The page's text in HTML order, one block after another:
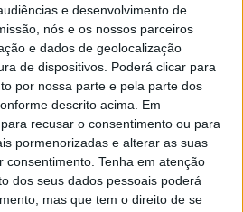
e desenvolvimento de
nós e os nossos parceiros
e dados de geolocalização
de dispositivos. Poderá clicar para
por nossa parte e pela parte dos
descrito acima. Em
recusar o consentimento ou para
pormenorizadas e alterar as suas
consentimento. Tenha em atenção
dos seus dados pessoais poderá
mas que tem o direito de se
vão permitir o regresso de
por lá já existiram, sem estar
de alguma que não seja
para espaço de restauração.
02 de Maio foi um projeto de
arrancou no início de 2021, então
personalidades, entre
e arquitetos.